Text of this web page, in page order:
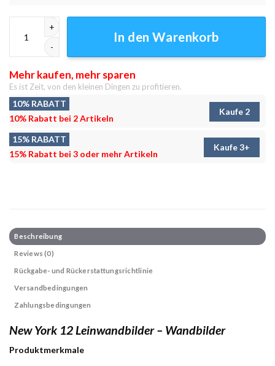
In den Warenkorb
Mehr kaufen, mehr sparen
Es ist Zeit, von den kleinen Dingen zu profitieren.
10% RABATT
10% Rabatt bei 2 Artikeln
Kaufe 2
15% RABATT
15% Rabatt bei 3 oder mehr Artikeln
Kaufe 3+
Beschreibung
Reviews (0)
Rückgabe- und Rückerstattungsrichtlinie
Versandbedingungen
Zahlungsbedingungen
New York 12 Leinwandbilder – Wandbilder
Produktmerkmale